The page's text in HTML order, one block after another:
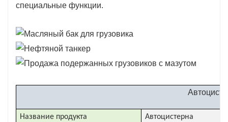
специальные функции.
Название продукта Автоцистерна